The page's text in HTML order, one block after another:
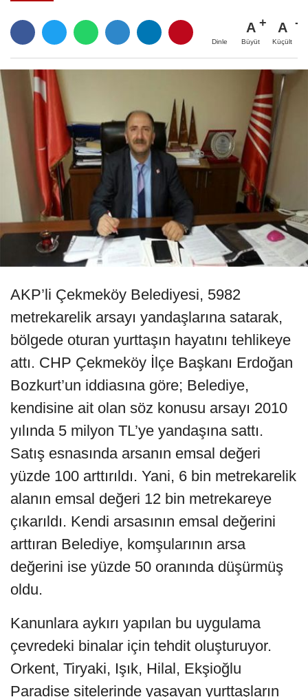
Dinle
A
Büyüt
A
Küçült
AKP’li Çekmeköy Belediyesi, 5982
metrekarelik arsayı yandaşlarına satarak,
bölgede oturan yurttaşın hayatını tehlikeye
attı. CHP Çekmeköy İlçe Başkanı Erdoğan
Bozkurt’un iddiasına göre; Belediye,
kendisine ait olan söz konusu arsayı 2010
yılında 5 milyon TL’ye yandaşına sattı.
Satış esnasında arsanın emsal değeri
yüzde 100 arttırıldı. Yani, 6 bin metrekarelik
alanın emsal değeri 12 bin metrekareye
çıkarıldı. Kendi arsasının emsal değerini
arttıran Belediye, komşularının arsa
değerini ise yüzde 50 oranında düşürmüş
oldu.
Kanunlara aykırı yapılan bu uygulama
çevredeki binalar için tehdit oluşturuyor.
Orkent, Tiryaki, Işık, Hilal, Ekşioğlu
Paradise sitelerinde yaşayan yurttaşların